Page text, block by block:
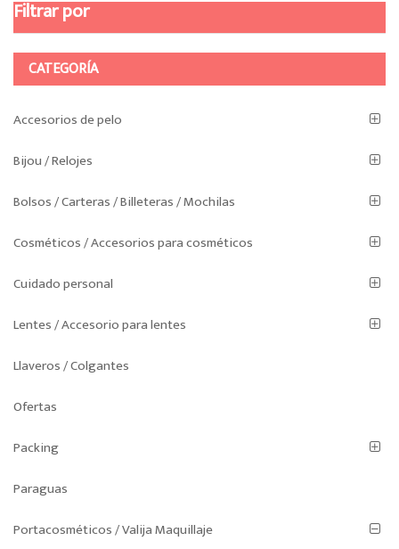
pueden
producto
Filtrar por
CATEGORÍA
Accesorios de pelo
Bijou / Relojes
Bolsos / Carteras / Billeteras / Mochilas
Cosméticos / Accesorios para cosméticos
Cuidado personal
Lentes / Accesorio para lentes
Llaveros / Colgantes
Ofertas
Packing
Paraguas
Portacosméticos / Valija Maquillaje